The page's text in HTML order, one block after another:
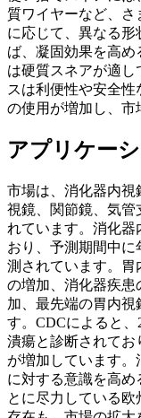
質ワイヤーなど、
に応じて、異なる形
ば、凝固効果を高め
は硬質スネアが適し
スは利便性や安全
の使用が増加し、市
アプリケー
市場は、消化器内視
視鏡、関節鏡、気管
れています。消化器
おり、予測期間中に
測されています。胃
の増加、消化器疾患
加、最先端の胃内視
す。CDCによると、
潰瘍と診断されてお
が増加しています。
に対する意識を高め
とに尽力している